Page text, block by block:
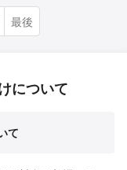
最後
について
て